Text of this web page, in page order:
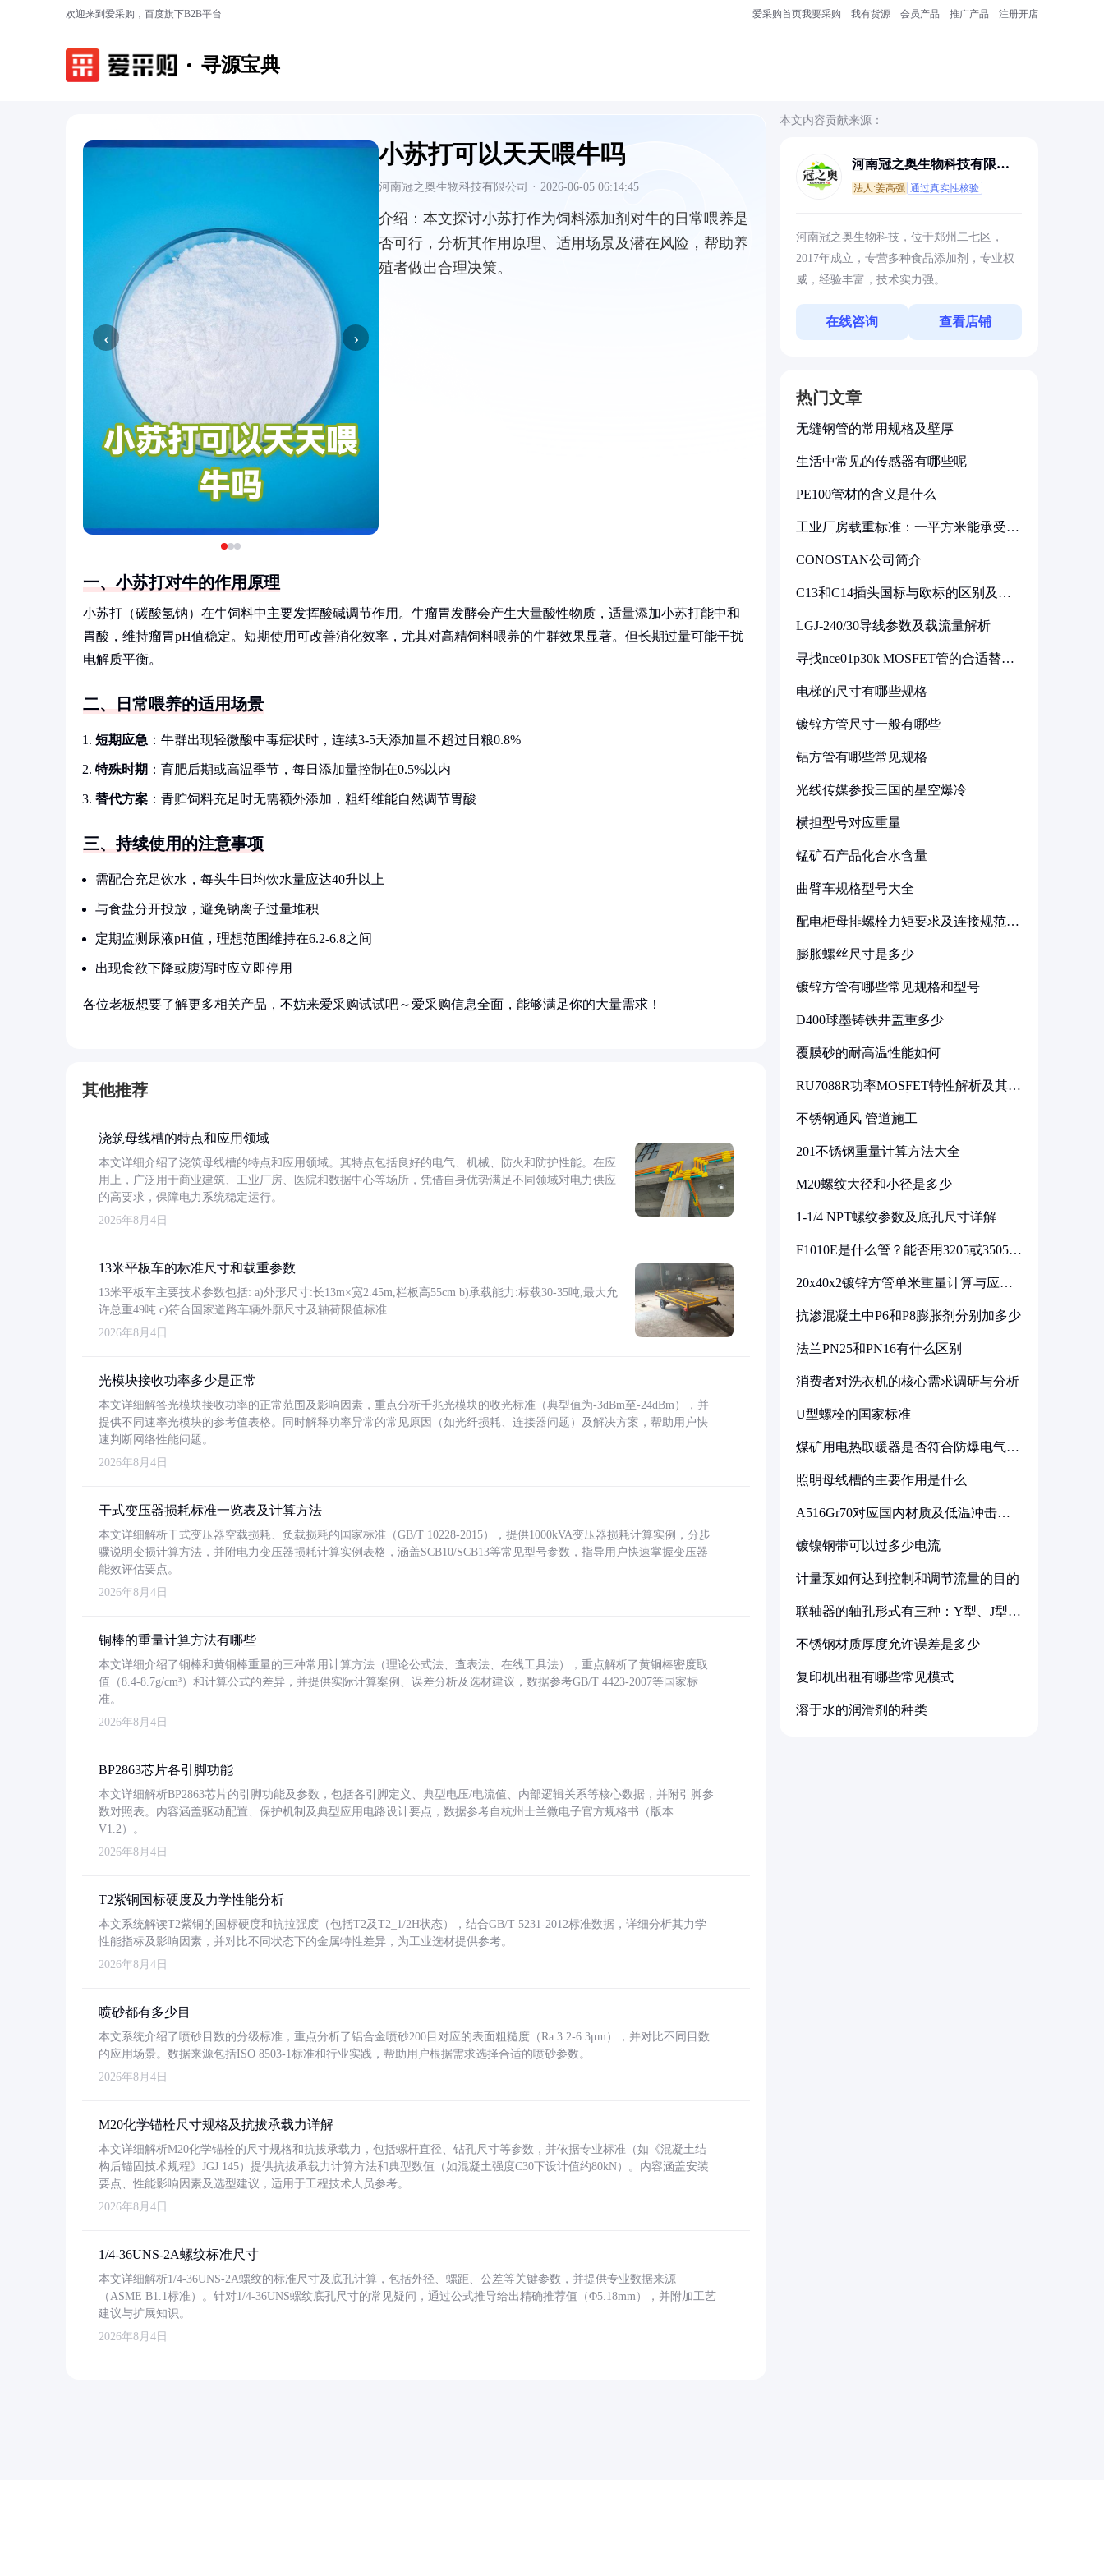
欢迎来到爱采购，百度旗下B2B平台 爱采购首页我要采购 我有货源 会员产品 推广产品 注册开店
寻源宝典
‹ ›
小苏打可以天天喂牛吗
河南冠之奥生物科技有限公司 · 2026-06-05 06:14:45
介绍： 本文探讨小苏打作为饲料添加剂对牛的日常喂养是
否可行，分析其作用原理、适用场景及潜在风险，帮助养
殖者做出合理决策。
一、小苏打对牛的作用原理
小苏打（碳酸氢钠）在牛饲料中主要发挥酸碱调节作用。牛瘤胃发酵会产生大量酸性物质，适量添加小苏打能中和
胃酸，维持瘤胃pH值稳定。短期使用可改善消化效率，尤其对高精饲料喂养的牛群效果显著。但长期过量可能干扰
电解质平衡。
二、日常喂养的适用场景
短期应急 ：牛群出现轻微酸中毒症状时，连续3-5天添加量不超过日粮0.8%
特殊时期 ：育肥后期或高温季节，每日添加量控制在0.5%以内
替代方案 ：青贮饲料充足时无需额外添加，粗纤维能自然调节胃酸
三、持续使用的注意事项
需配合充足饮水，每头牛日均饮水量应达40升以上
与食盐分开投放，避免钠离子过量堆积
定期监测尿液pH值，理想范围维持在6.2-6.8之间
出现食欲下降或腹泻时应立即停用
各位老板想要了解更多相关产品，不妨来爱采购试试吧～爱采购信息全面，能够满足你的大量需求！
其他推荐
浇筑母线槽的特点和应用领域
本文详细介绍了浇筑母线槽的特点和应用领域。其特点包括良好的电气、机械、防火和防护性能。在应
用上，广泛用于商业建筑、工业厂房、医院和数据中心等场所，凭借自身优势满足不同领域对电力供应
的高要求，保障电力系统稳定运行。
2026年8月4日
13米平板车的标准尺寸和载重参数
13米平板车主要技术参数包括: a)外形尺寸:长13m×宽2.45m,栏板高55cm b)承载能力:标载30-35吨,最大允
许总重49吨 c)符合国家道路车辆外廓尺寸及轴荷限值标准
2026年8月4日
光模块接收功率多少是正常
本文详细解答光模块接收功率的正常范围及影响因素，重点分析千兆光模块的收光标准（典型值为-3dBm至-24dBm），并
提供不同速率光模块的参考值表格。同时解释功率异常的常见原因（如光纤损耗、连接器问题）及解决方案，帮助用户快
速判断网络性能问题。
2026年8月4日
干式变压器损耗标准一览表及计算方法
本文详细解析干式变压器空载损耗、负载损耗的国家标准（GB/T 10228-2015），提供1000kVA变压器损耗计算实例，分步
骤说明变损计算方法，并附电力变压器损耗计算实例表格，涵盖SCB10/SCB13等常见型号参数，指导用户快速掌握变压器
能效评估要点。
2026年8月4日
铜棒的重量计算方法有哪些
本文详细介绍了铜棒和黄铜棒重量的三种常用计算方法（理论公式法、查表法、在线工具法），重点解析了黄铜棒密度取
值（8.4-8.7g/cm³）和计算公式的差异，并提供实际计算案例、误差分析及选材建议，数据参考GB/T 4423-2007等国家标
准。
2026年8月4日
BP2863芯片各引脚功能
本文详细解析BP2863芯片的引脚功能及参数，包括各引脚定义、典型电压/电流值、内部逻辑关系等核心数据，并附引脚参
数对照表。内容涵盖驱动配置、保护机制及典型应用电路设计要点，数据参考自杭州士兰微电子官方规格书（版本
V1.2）。
2026年8月4日
T2紫铜国标硬度及力学性能分析
本文系统解读T2紫铜的国标硬度和抗拉强度（包括T2及T2_1/2H状态），结合GB/T 5231-2012标准数据，详细分析其力学
性能指标及影响因素，并对比不同状态下的金属特性差异，为工业选材提供参考。
2026年8月4日
喷砂都有多少目
本文系统介绍了喷砂目数的分级标准，重点分析了铝合金喷砂200目对应的表面粗糙度（Ra 3.2-6.3μm），并对比不同目数
的应用场景。数据来源包括ISO 8503-1标准和行业实践，帮助用户根据需求选择合适的喷砂参数。
2026年8月4日
M20化学锚栓尺寸规格及抗拔承载力详解
本文详细解析M20化学锚栓的尺寸规格和抗拔承载力，包括螺杆直径、钻孔尺寸等参数，并依据专业标准（如《混凝土结
构后锚固技术规程》JGJ 145）提供抗拔承载力计算方法和典型数值（如混凝土强度C30下设计值约80kN）。内容涵盖安装
要点、性能影响因素及选型建议，适用于工程技术人员参考。
2026年8月4日
1/4-36UNS-2A螺纹标准尺寸
本文详细解析1/4-36UNS-2A螺纹的标准尺寸及底孔计算，包括外径、螺距、公差等关键参数，并提供专业数据来源
（ASME B1.1标准）。针对1/4-36UNS螺纹底孔尺寸的常见疑问，通过公式推导给出精确推荐值（Φ5.18mm），并附加工艺
建议与扩展知识。
2026年8月4日
本文内容贡献来源：
河南冠之奥生物科技有限公
法人:姜高强 通过真实性核验
河南冠之奥生物科技，位于郑州二七区，
2017年成立，专营多种食品添加剂，专业权
威，经验丰富，技术实力强。
在线咨询 查看店铺
热门文章
无缝钢管的常用规格及壁厚
生活中常见的传感器有哪些呢
PE100管材的含义是什么
工业厂房载重标准：一平方米能承受多
CONOSTAN公司简介
C13和C14插头国标与欧标的区别及其
LGJ-240/30导线参数及载流量解析
寻找nce01p30k MOSFET管的合适替代
电梯的尺寸有哪些规格
镀锌方管尺寸一般有哪些
铝方管有哪些常见规格
光线传媒参投三国的星空爆冷
横担型号对应重量
锰矿石产品化合水含量
曲臂车规格型号大全
配电柜母排螺栓力矩要求及连接规范详
膨胀螺丝尺寸是多少
镀锌方管有哪些常见规格和型号
D400球墨铸铁井盖重多少
覆膜砂的耐高温性能如何
RU7088R功率MOSFET特性解析及其在
不锈钢通风 管道施工
201不锈钢重量计算方法大全
M20螺纹大径和小径是多少
1-1/4 NPT螺纹参数及底孔尺寸详解
F1010E是什么管？能否用3205或3505代
20x40x2镀锌方管单米重量计算与应用
抗渗混凝土中P6和P8膨胀剂分别加多少
法兰PN25和PN16有什么区别
消费者对洗衣机的核心需求调研与分析
U型螺栓的国家标准
煤矿用电热取暖器是否符合防爆电气设
照明母线槽的主要作用是什么
A516Gr70对应国内材质及低温冲击要
镀镍钢带可以过多少电流
计量泵如何达到控制和调节流量的目的
联轴器的轴孔形式有三种：Y型、J型、
不锈钢材质厚度允许误差是多少
复印机出租有哪些常见模式
溶于水的润滑剂的种类